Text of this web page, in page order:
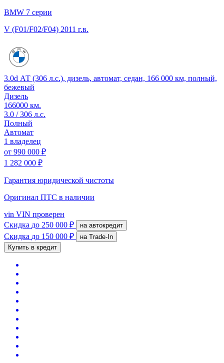
BMW 7 серии
V (F01/F02/F04) 2011 г.в.
3.0d АТ (306 л.с.), дизель, автомат, седан, 166 000 км, полный,
бежевый
Дизель
166000 км.
3.0 / 306 л.с.
Полный
Автомат
1 владелец
от 990 000 ₽
1 282 000 ₽
Гарантия юридической чистоты
Оригинал ПТС в наличии
vin VIN проверен
Скидка до 250 000 ₽ на автокредит
Скидка до 150 000 ₽
на Trade-In
Купить в кредит